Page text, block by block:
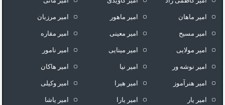
امیر ماهان امیر ماهور امیر مرزبان
امیر مسیح امیر معینی امیر مقاره
امیر مولایی امیر مینایی امیر نامور
امیر نوشه ور امیر نیا امیر هاکان
امیر هنرآموز امیر هیرا امیر وکیلی
امیر یار امیر یارا امیر یاشا